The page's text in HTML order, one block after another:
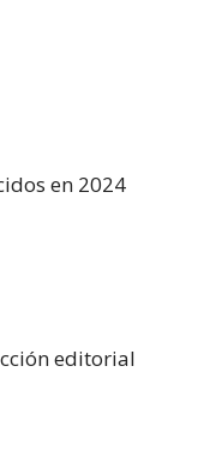
en 2024
editorial